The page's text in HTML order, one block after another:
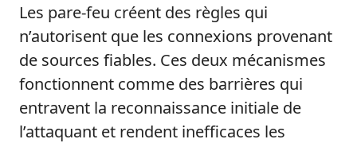
Les pare-feu créent des règles qui
n’autorisent que les connexions provenant
de sources fiables. Ces deux mécanismes
fonctionnent comme des barrières qui
entravent la reconnaissance initiale de
l’attaquant et rendent inefficaces les